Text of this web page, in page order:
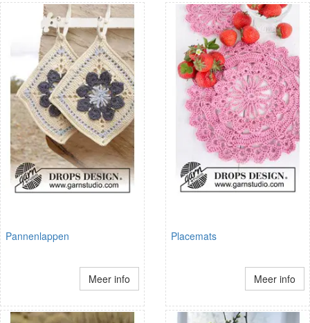
Pannenlappen
Meer info
Placemats
Meer info